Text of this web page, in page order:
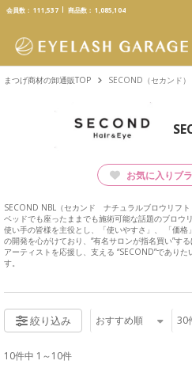
text.skipToContent
text.skipToNavigation
会員数： 111,537 商品数： 1,085,104
まつげ商材の卸通販TOP SECOND（セカンド）
お気に入りブ
SECOND NBL（セカンド ナチュラルブロウリフト
ベッドでも座ったままでも施術可能な話題のブロウ
使い手の皆様を主役とし、「使いやすさ」、 「価
の開発を心がけており、“有名サロンが指名買い”する
アーティストを応援し、支える “SECOND”であり
す。
絞り込み おすすめ順 30
10件中 1～10件